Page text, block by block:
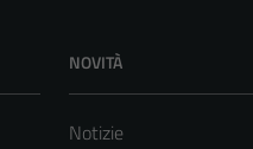
NOVITÀ
Notizie